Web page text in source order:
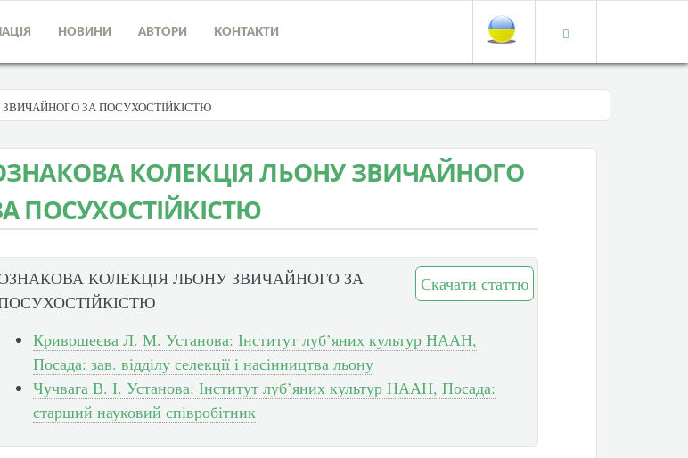
НОВИНИ АВТОРИ КОНТАКТИ
ЗА ПОСУХОСТІЙКІСТЮ
КОЛЕКЦІЯ ЛЬОНУ ЗВИЧАЙНОГО
ПОСУХОСТІЙКІСТЮ
Скачати статтю
КОЛЕКЦІЯ ЛЬОНУ ЗВИЧАЙНОГО ЗА
Кривошеєва Л. М. Установа: Інститут луб’яних культур НААН,
Посада: зав. відділу селекції і насінництва льону
Чучвага В. І. Установа: Інститут луб’яних культур НААН, Посада:
старший науковий співробітник